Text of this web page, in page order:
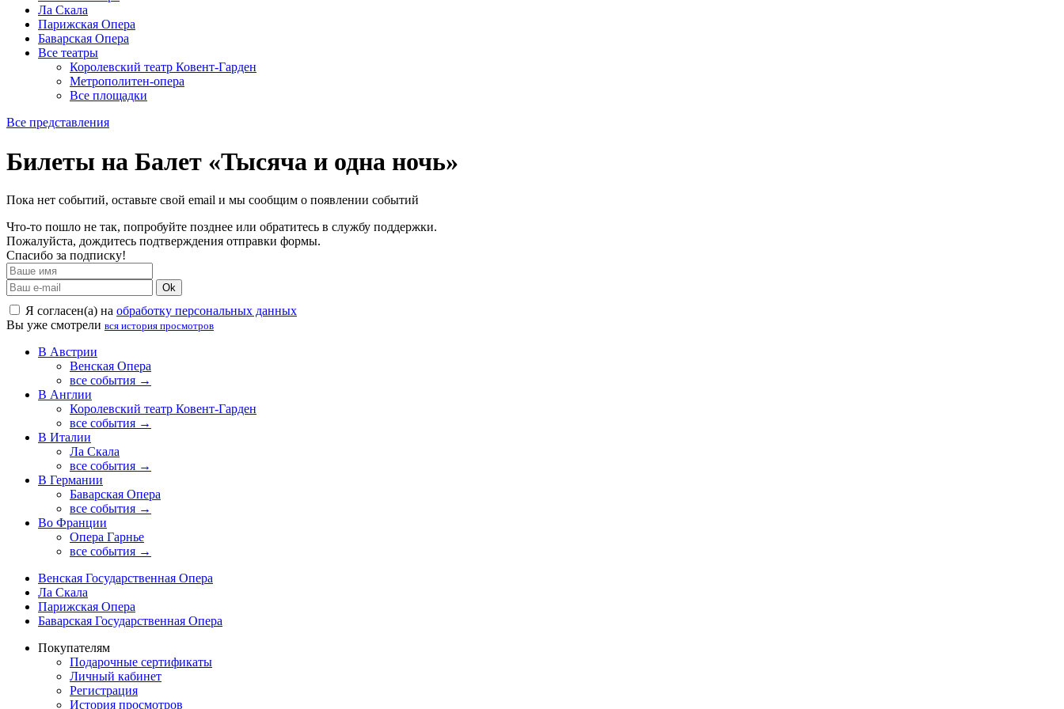
Ла Скала
Парижская Опера
Баварская Опера
Все театры
Королевский театр Ковент-Гарден
Метрополитен-опера
Все площадки
Все представления
Билеты на Балет «Тысяча и одна ночь»
Пока нет событий, оставьте свой email и мы сообщим о появлении событий
Что-то пошло не так, попробуйте позднее или обратитесь в службу поддержки.
Пожалуйста, дождитесь подтверждения отправки формы.
Спасибо за подписку!
Ok
Я согласен(а) на обработку персональных данных
Вы уже смотрели вся история просмотров
В Австрии
Венская Опера
все события →
В Англии
Королевский театр Ковент-Гарден
все события →
В Италии
Ла Скала
все события →
В Германии
Баварская Опера
все события →
Во Франции
Опера Гарнье
все события →
Венская Государственная Опера
Ла Скала
Парижская Опера
Баварская Государственная Опера
Покупателям
Подарочные сертификаты
Личный кабинет
Регистрация
История просмотров